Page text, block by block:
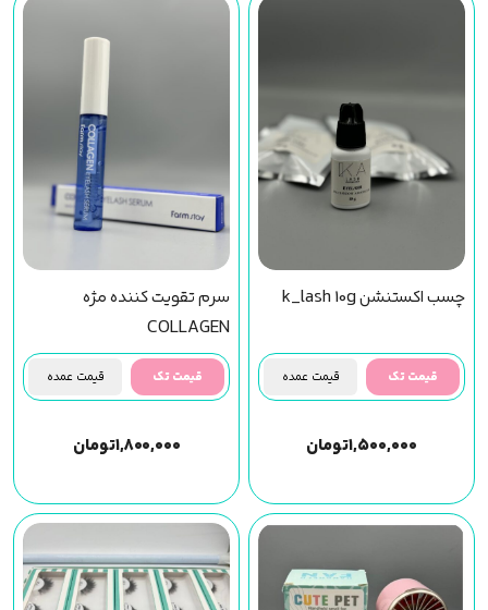
چسب اکستنشن k_lash 10g
قیمت تک قیمت عمده
۱,۵۰۰,۰۰۰تومان
سرم تقویت کننده مژه
COLLAGEN
قیمت تک قیمت عمده
۱,۸۰۰,۰۰۰تومان